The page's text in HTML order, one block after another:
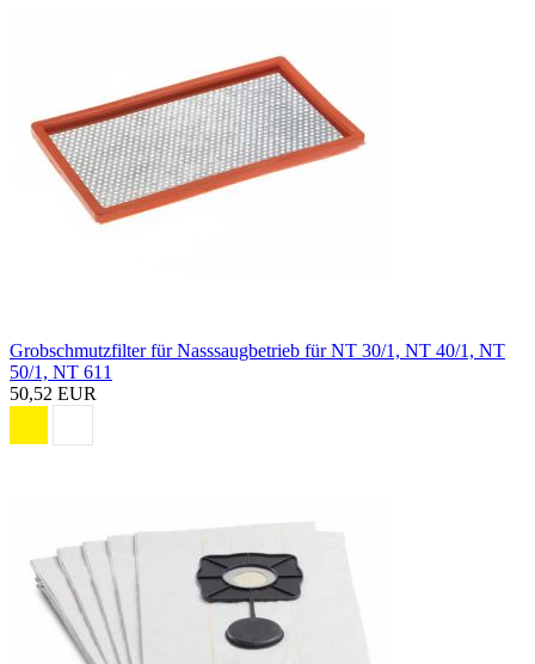
Grobschmutzfilter für Nasssaugbetrieb für NT 30/1, NT 40/1, NT
50/1, NT 611
50,52 EUR